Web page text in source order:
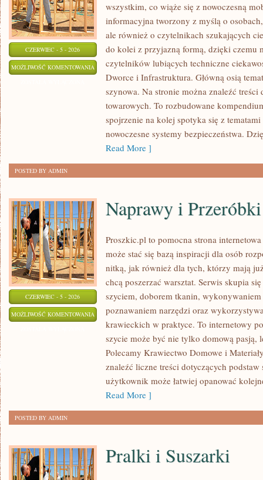
CZERWIEC - 5 - 2026
MOŻLIWOŚĆ KOMENTOWANIA AKTUALNOŚCI
WYDARZENIA
wszystkim, co wiąże się z nowoczesną
informacyjna tworzony z myślą o
ale również o czytelnikach szukających
do kolei z przyjazną formą, dzięki czemu
czytelników lubiących techniczne
Dworce i Infrastruktura. Główną osią
szynowa. Na stronie można znaleźć treści
towarowych. To rozbudowane
spojrzenie na kolej spotyka się z
nowoczesne systemy bezpieczeństwa.
Read More ]
POSTED BY ADMIN
CZERWIEC - 5 - 2026
MOŻLIWOŚĆ KOMENTOWANIA NAPRAWY
PRZERÓBKI
Naprawy i Przeróbki
Proszkic.pl to pomocna strona
może stać się bazą inspiracji dla osób
nitką, jak również dla tych, którzy mają
chcą poszerzać warsztat. Serwis skupia
szyciem, doborem tkanin,
poznawaniem narzędzi oraz
krawieckich w praktyce. To internetowy
szycie może być nie tylko domową pasją,
Polecamy Krawiectwo Domowe i
znaleźć liczne treści dotyczących
użytkownik może łatwiej opanować
Read More ]
POSTED BY ADMIN
Pralki i Suszarki